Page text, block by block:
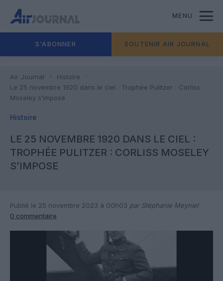
MENU
S'ABONNER SOUTENIR AIR JOURNAL
Air Journal
Histoire
Le 25 novembre 1920 dans le ciel : Trophée Pulitzer : Corliss
Moseley s’impose
Histoire
LE 25 NOVEMBRE 1920 DANS LE CIEL :
TROPHÉE PULITZER : CORLISS MOSELEY
S’IMPOSE
Publié le 25 novembre 2023 à 00h03 par Stéphanie Meyniel
0 commentaire